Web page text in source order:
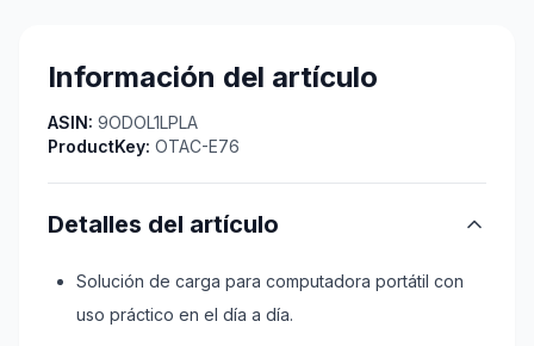
Información del artículo
ASIN: 9ODOL1LPLA
ProductKey: OTAC-E76
Detalles del artículo
Solución de carga para computadora portátil con
uso práctico en el día a día.